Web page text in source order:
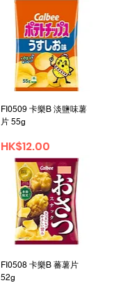
FI0509 卡樂B 淡鹽味薯
片 55g
價格
HK$12.00
FI0508 卡樂B 蕃薯片
52g